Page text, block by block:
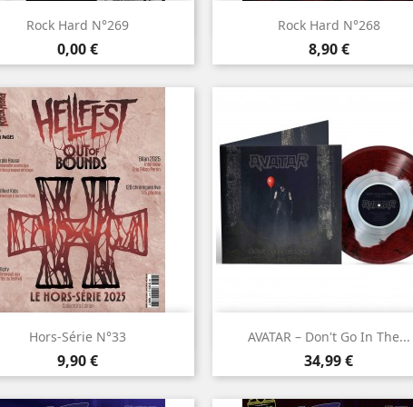
Rock Hard N°269
Prix
0,00 €
 Aperçu rapide Rock Hard N°268
Prix
8,90 €
 Aperçu rapide
Hors-Série N°33
Prix
9,90 €
 Aperçu rapide AVATAR – Don't Go In The...
Prix
34,99 €
 Aperçu rapide